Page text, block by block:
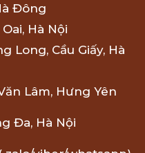
Đông
Hà Nội
Long, Cầu Giấy, Hà
Lâm, Hưng Yên
Đa, Hà Nội